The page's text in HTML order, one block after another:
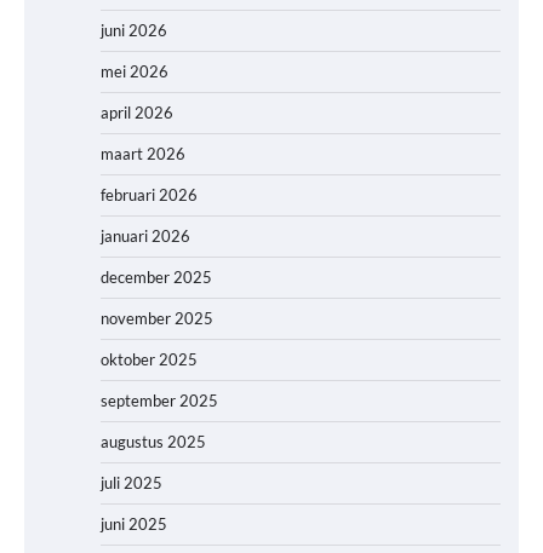
juni 2026
mei 2026
april 2026
maart 2026
februari 2026
januari 2026
december 2025
november 2025
oktober 2025
september 2025
augustus 2025
juli 2025
juni 2025